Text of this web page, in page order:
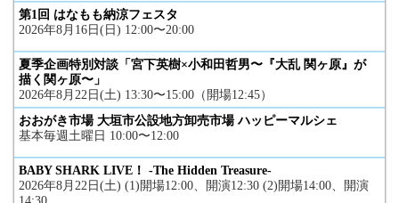
第1回 はなもも納涼フェスタ
2026年8月16日(日) 12:00〜20:00
夏季企画特別対談「宮下英樹×小和田哲男〜『大乱 関ヶ原』が
描く関ヶ原〜」
2026年8月22日(土) 13:30〜15:00（開場12:45）
おおがき市場 大垣市公設地方卸売市場 ハッピーマルシェ
基本毎週土曜日 10:00〜12:00
BABY SHARK LIVE！ -The Hidden Treasure-
2026年8月22日(土) (1)開場12:00、開演12:30 (2)開場14:00、開演